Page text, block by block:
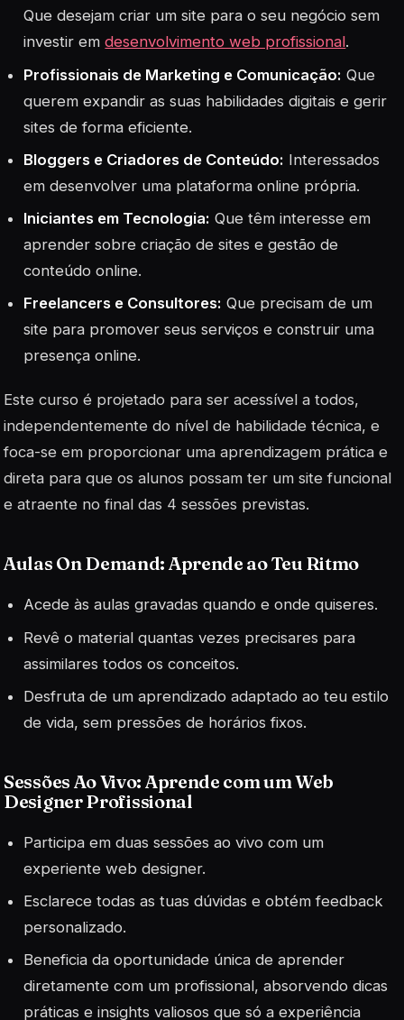
Que desejam criar um site para o seu negócio sem
investir emdesenvolvimento web profissional.
Profissionais de Marketing e Comunicação: Que
querem expandir as suas habilidades digitais e gerir
sites de forma eficiente.
Bloggers e Criadores de Conteúdo: Interessados
em desenvolver uma plataforma online própria.
Iniciantes em Tecnologia: Que têm interesse em
aprender sobre criação de sites e gestão de
conteúdo online.
Freelancers e Consultores: Que precisam de um
site para promover seus serviços e construir uma
presença online.
Este curso é projetado para ser acessível a todos,
independentemente do nível de habilidade técnica, e
foca-se em proporcionar uma aprendizagem prática e
direta para que os alunos possam ter um site funcional
e atraente no final das 4 sessões previstas.
Aulas On Demand: Aprende ao Teu Ritmo
Acede às aulas gravadas quando e onde quiseres.
Revê o material quantas vezes precisares para
assimilares todos os conceitos.
Desfruta de um aprendizado adaptado ao teu estilo
de vida, sem pressões de horários fixos.
Sessões Ao Vivo: Aprende com umWeb
DesignerProfissional
Participa em duas sessões ao vivo com um
experiente web designer.
Esclarece todas as tuas dúvidas e obtém feedback
personalizado.
Beneficia da oportunidade única de aprender
diretamente com um profissional, absorvendo dicas
práticas e insights valiosos que só a experiência